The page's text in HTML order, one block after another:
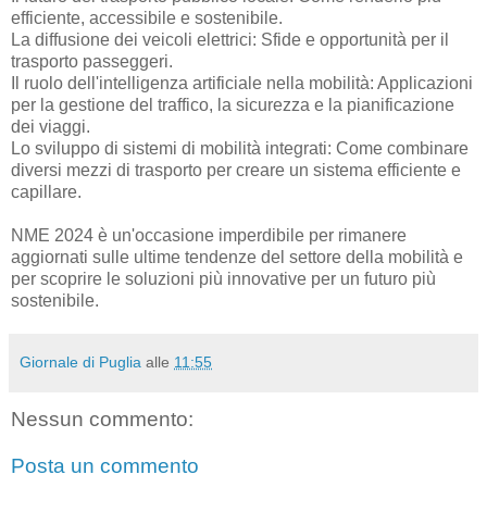
efficiente, accessibile e sostenibile.
La diffusione dei veicoli elettrici: Sfide e opportunità per il
trasporto passeggeri.
Il ruolo dell'intelligenza artificiale nella mobilità: Applicazioni
per la gestione del traffico, la sicurezza e la pianificazione
dei viaggi.
Lo sviluppo di sistemi di mobilità integrati: Come combinare
diversi mezzi di trasporto per creare un sistema efficiente e
capillare.
NME 2024 è un'occasione imperdibile per rimanere
aggiornati sulle ultime tendenze del settore della mobilità e
per scoprire le soluzioni più innovative per un futuro più
sostenibile.
Giornale di Puglia alle 11:55
Nessun commento:
Posta un commento